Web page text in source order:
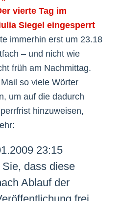
vierte Tag im
Siegel eingesperrt
immerhin erst um 23.18
– und nicht wie
früh am Nachmittag.
so viele Wörter
um auf die dadurch
hinzuweisen,
23:15
dass diese
Ablauf der